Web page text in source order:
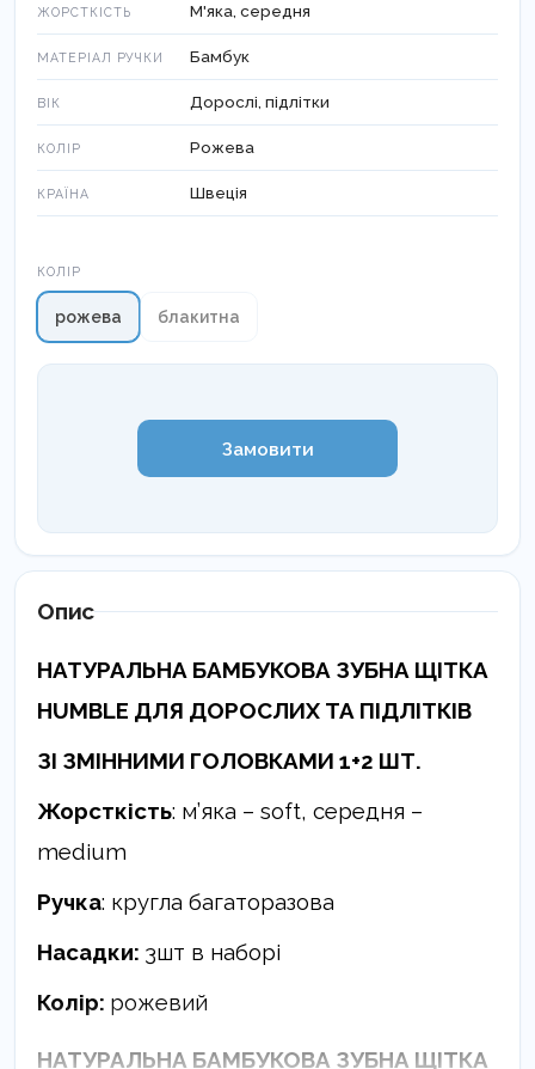
ЖОРСТКІСТЬ М'яка, середня
МАТЕРІАЛ РУЧКИ Бамбук
ВІК Дорослі, підлітки
КОЛІР Рожева
КРАЇНА Швеція
КОЛІР
рожева блакитна
Замовити
Опис
НАТУРАЛЬНА БАМБУКОВА ЗУБНА ЩІТКА
HUMBLE ДЛЯ ДОРОСЛИХ ТА ПІДЛІТКІВ
ЗІ ЗМІННИМИ ГОЛОВКАМИ 1+2 ШТ.
Жорсткість: м’яка – soft, середня –
medіum
Ручка: кругла багаторазова
Насадки: 3шт в наборі
Колір: рожевий
НАТУРАЛЬНА БАМБУКОВА ЗУБНА ЩІТКА